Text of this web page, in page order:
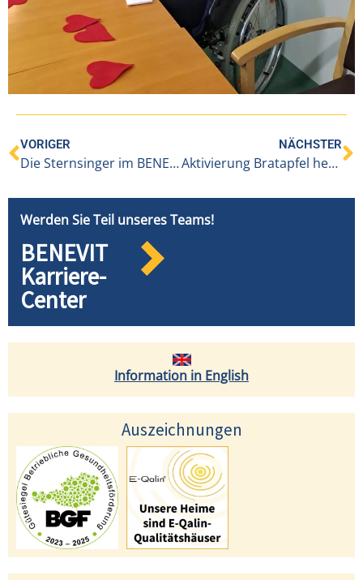
VORIGER
Die Sternsinger im BENEVIT Sozialzentrum Alberschwende
NÄCHSTER
Aktivierung Bratapfel herstellen
Werden Sie Teil unseres Teams!
BENEVIT
Karriere-
Center
Information in English
Auszeichnungen